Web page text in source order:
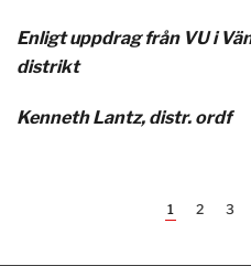
Enligt uppdrag från VU i
distrikt
Kenneth Lantz, distr. ordf
1 2 3